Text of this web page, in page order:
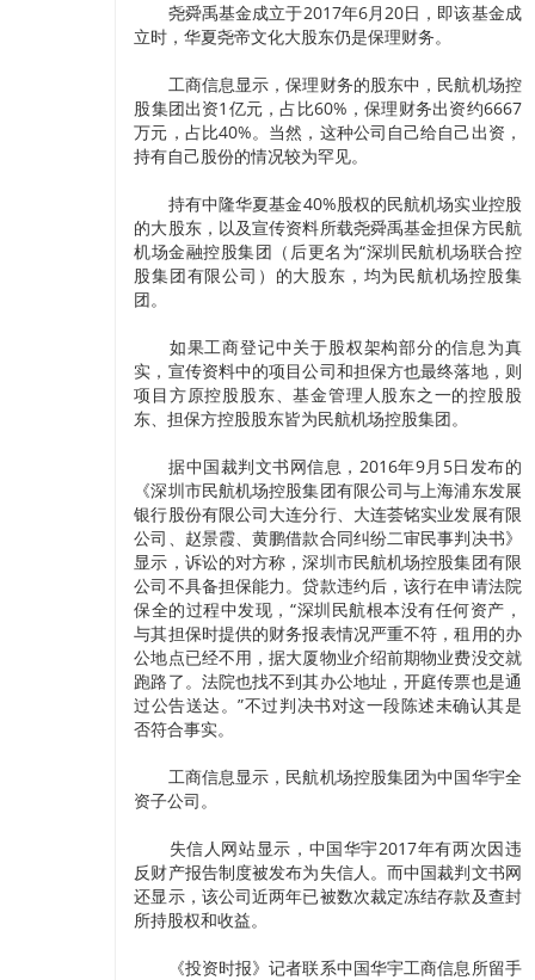
尧舜禹基金成立于2017年6月20日，即该基金成
立时，华夏尧帝文化大股东仍是保理财务。
工商信息显示，保理财务的股东中，民航机场控
股集团出资1亿元，占比60%，保理财务出资约6667
万元，占比40%。当然，这种公司自己给自己出资，
持有自己股份的情况较为罕见。
持有中隆华夏基金40%股权的民航机场实业控股
的大股东，以及宣传资料所载尧舜禹基金担保方民航
机场金融控股集团（后更名为“深圳民航机场联合控
股集团有限公司）的大股东，均为民航机场控股集
团。
如果工商登记中关于股权架构部分的信息为真
实，宣传资料中的项目公司和担保方也最终落地，则
项目方原控股股东、基金管理人股东之一的控股股
东、担保方控股股东皆为民航机场控股集团。
据中国裁判文书网信息，2016年9月5日发布的
《深圳市民航机场控股集团有限公司与上海浦东发展
银行股份有限公司大连分行、大连荟铭实业发展有限
公司、赵景霞、黄鹏借款合同纠纷二审民事判决书》
显示，诉讼的对方称，深圳市民航机场控股集团有限
公司不具备担保能力。贷款违约后，该行在申请法院
保全的过程中发现，“深圳民航根本没有任何资产，
与其担保时提供的财务报表情况严重不符，租用的办
公地点已经不用，据大厦物业介绍前期物业费没交就
跑路了。法院也找不到其办公地址，开庭传票也是通
过公告送达。”不过判决书对这一段陈述未确认其是
否符合事实。
工商信息显示，民航机场控股集团为中国华宇全
资子公司。
失信人网站显示，中国华宇2017年有两次因违
反财产报告制度被发布为失信人。而中国裁判文书网
还显示，该公司近两年已被数次裁定冻结存款及查封
所持股权和收益。
《投资时报》记者联系中国华宇工商信息所留手